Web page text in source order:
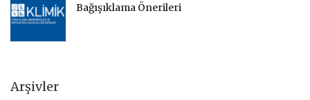
Bağışıklama Önerileri
Arşivler